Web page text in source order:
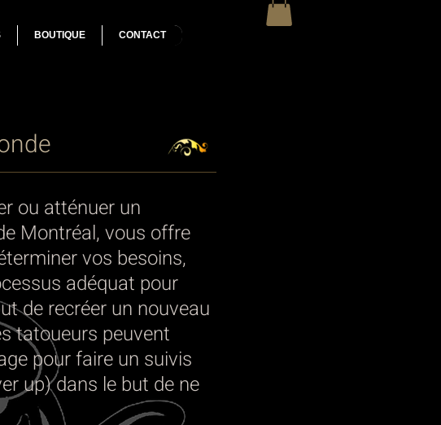
ou atténuer un
Montréal, vous offre
vos besoins,
adéquat pour
de recréer un nouveau
tatoueurs peuvent
pour faire un suivis
up) dans le but de ne
BOUTIQUE CONTACT